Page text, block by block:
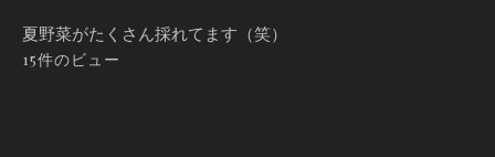
夏野菜がたくさん採れてます（笑）
15件のビュー